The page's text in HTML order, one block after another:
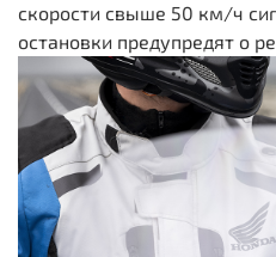
скорости свыше 50 км/ч
остановки предупредят о